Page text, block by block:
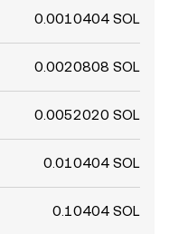
0.0010404 SOL
0.0020808 SOL
0.0052020 SOL
0.010404 SOL
0.10404 SOL